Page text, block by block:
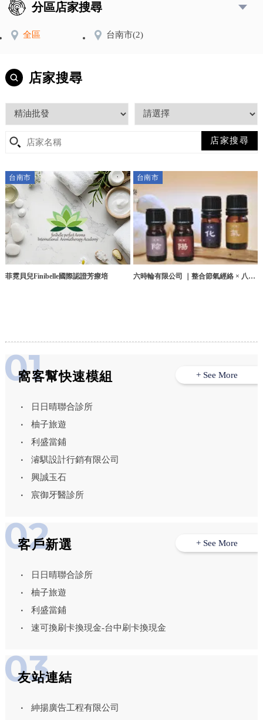
分區店家搜尋
全區 台南市(2)
店家搜尋
台南市
菲霓貝兒Finibelle國際認證芳療培
台南市
六時輪有限公司 ｜整合節氣經絡 × 八大
窩客幫快速模組
日日晴聯合診所
柚子旅遊
利盛當鋪
濬騏設計行銷有限公司
興誠玉石
宸御牙醫診所
+ See More
客戶新選
日日晴聯合診所
柚子旅遊
利盛當鋪
速可換刷卡換現金-台中刷卡換現金
+ See More
友站連結
紳揚廣告工程有限公司